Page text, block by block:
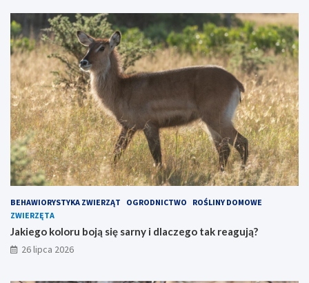
BEHAWIORYSTYKA ZWIERZĄT OGRODNICTWO
ROŚLINY DOMOWE
ZWIERZĘTA
Jakiego koloru boją się sarny i dlaczego tak reagują?
26 lipca 2026